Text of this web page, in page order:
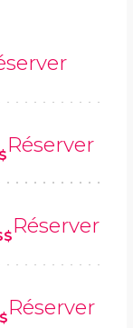
Réserver
Réserver
Réserver